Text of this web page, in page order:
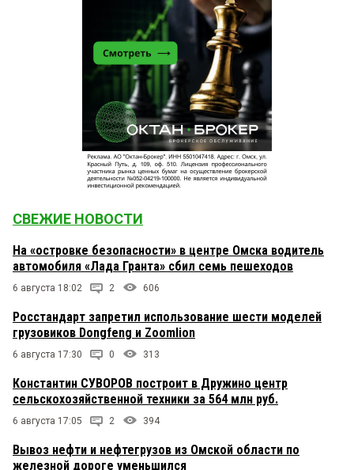
СВЕЖИЕ НОВОСТИ
На «островке безопасности» в центре Омска водитель
автомобиля «Лада Гранта» сбил семь пешеходов
6 августа 18:02 2 606
Росстандарт запретил использование шести моделей
грузовиков Dongfeng и Zoomlion
6 августа 17:30 0 313
Константин СУВОРОВ построит в Дружино центр
сельскохозяйственной техники за 564 млн руб.
6 августа 17:05 2 394
Вывоз нефти и нефтегрузов из Омской области по
железной дороге уменьшился